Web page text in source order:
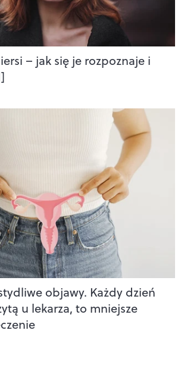
– jak się je rozpoznaje i
objawy. Każdy dzień
u lekarza, to mniejsze